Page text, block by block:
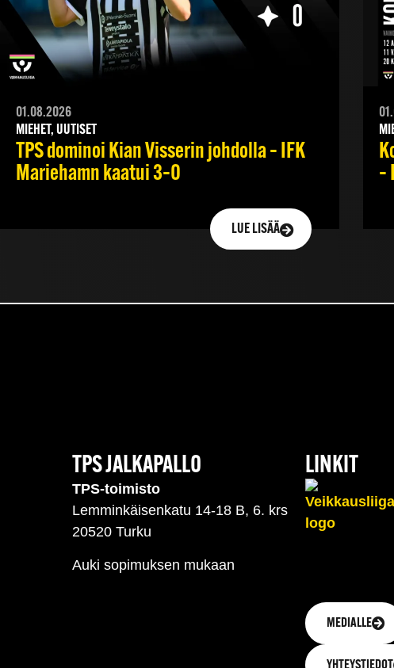
01.08.2026
MIEHET, UUTISET
TPS dominoi Kian Visserin johdolla – IFK
Mariehamn kaatui 3–0
LUE LISÄÄ
–
TPS JALKAPALLO
TPS-toimisto
Lemminkäisenkatu 14-18 B, 6. krs
20520 Turku
Auki sopimuksen mukaan
LINKIT
MEDIALLE